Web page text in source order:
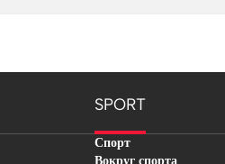
SPORT
Спорт
Вокруг спорта